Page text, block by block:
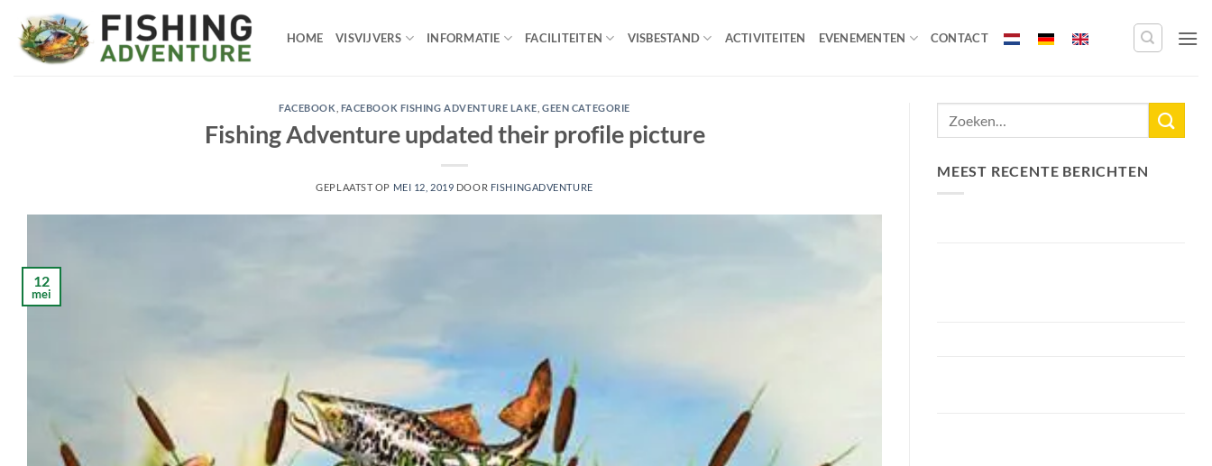
naar
HOME VISVIJVERS INFORMATIE FACILITEITEN VISBESTAND ACTIVITEITEN EVENEMENTEN CONTACT
FACEBOOK FACEBOOK FISHING ADVENTURE LAKE ,GEEN CATEGORIE
Fishing Adventure updated their profile picture
GEPLAATST OP MEI 12, 2019 DOOR FISHINGADVENTURE
12
mei
MEEST RECENTE BERICHTEN